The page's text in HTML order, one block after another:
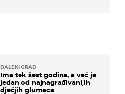
DALEKI GRAD
Ima tek šest godina, a već je
jedan od najnagrađivanijih
dječjih glumaca